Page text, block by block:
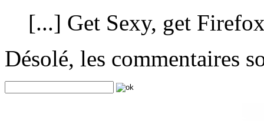
[...] Get Sexy, get
Désolé, les commentaires